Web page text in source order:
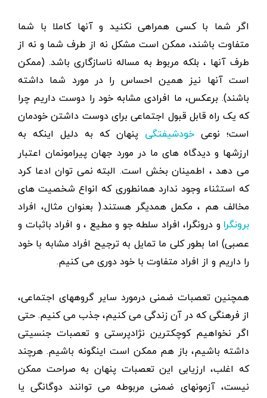
اگر شما با کسی همراهی نکنید و آنها کاملا با شما
متفاوت باشند، ممکن است مشکل نه از طرف شما و نه از
طرف آنها ، بلکه مربوط به مساله ناسازگاری باشد. (ممکن
است آنها نیز همین احساس را در مورد شما داشته
باشند). برعکس، ما افرادی مشابه خود را دوست داریم چرا
که یک راه قابل قبول اجتماعی برای دوست داشتن خودمان
است؛ نوعی خودشیفتگی پنهان که به دلیل اینکه به
ارزشها و دیدگاه های ما در مورد جهان پیرامونمان اعتبار
می دهد ، اطمینان بخش است. البته نمی توان ادعا کرد
که استثناء وجود ندارد همانطوری که انواع شخصیت های
مخالف هم ، مکمل همدیگر هستند.( بعنوان مثال، افراد
برونگرا و درونگرا، افراد سلطه جو و مطیع ، و افراد باثبات و
عصبی) اما بطور کلی ما تمایل به ترجیح افراد مشابه با خود
را داریم و از افراد متفاوت با خود دوری می کنیم.
همچنین تعصبات ضمنی درمورد سایر گروههای اجتماعی،
از فرهنگی که در آن زندگی می کنیم، جذب می کنیم. حتی
اگر نخواهیم کوچکترین نژادپرستی و تعصبات جنسیتی
داشته باشیم، باز هم ممکن است اینگونه باشیم. هرچند
که اغلب، ارزیابی این تعصبات پنهان به صراحت ممکن
نیست، آزمونهای ضمنی مربوطه می توانند دوگانگی یا